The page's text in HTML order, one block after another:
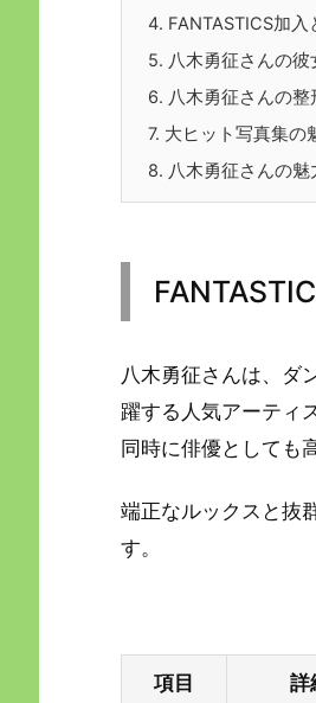
4. FANTASTICS加
5. 八木勇征さんの
6. 八木勇征さんの
7. 大ヒット写真集の
8. 八木勇征さんの魅
八木勇征さんは、ダ
躍する人気アーティ
同時に俳優としても
端正なルックスと抜
す。
項目 詳